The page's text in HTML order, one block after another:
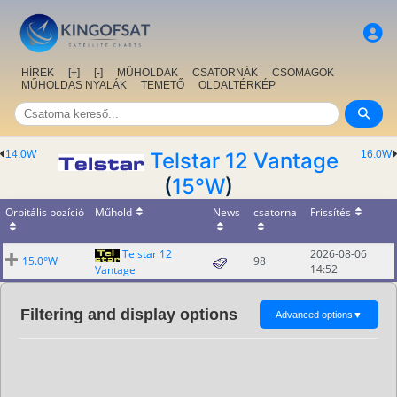
HÍREK [+] [-] MŰHOLDAK CSATORNÁK
CSOMAGOK
MŰHOLDAS NYALÁK
TEMETŐ OLDALTÉRKÉP
16.0W
14.0W
Telstar 12 Vantage
(15°W)
Orbitális pozíció Műhold News csatorna Frissítés
15.0°W
Telstar 12
Vantage
98
2026-08-06
14:52
Filtering and display options Advanced options ▼